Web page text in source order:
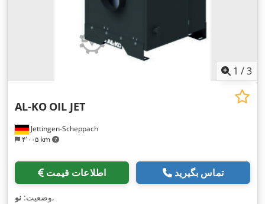
1 /3
Jettingen-Scheppach
۴٬۰۰۵ km
AL-KO OIL JET
اطلاعات قیمت تماس بگیرید
وضعیت: نو ,